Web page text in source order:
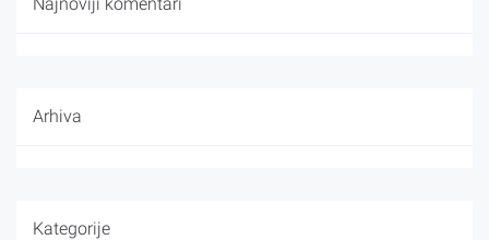
Arhiva
Kategorije